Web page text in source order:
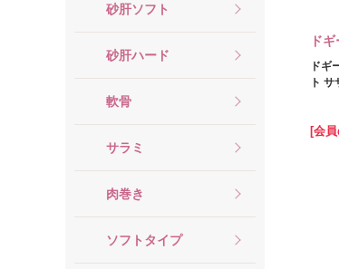
砂肝ソフト
砂肝ハード
軟骨
サラミ
肉巻き
ソフトタイプ
ド
ドギ
ト
[会